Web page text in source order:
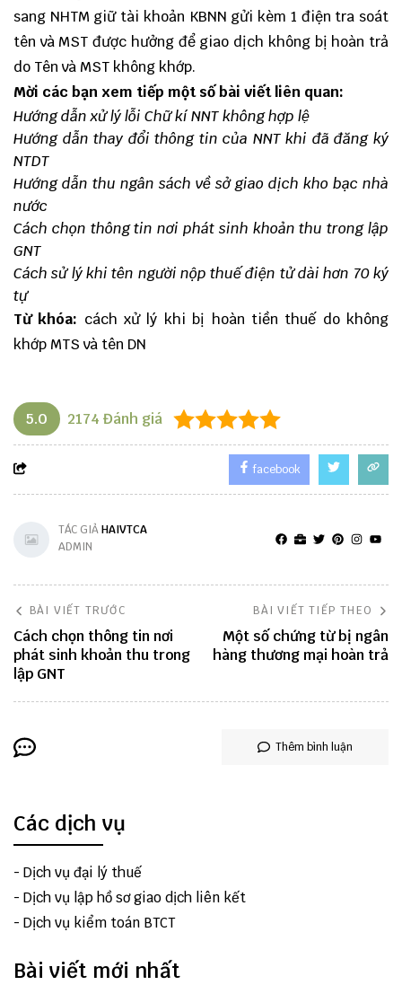
sang NHTM giữ tài khoản KBNN gửi kèm 1 điện tra soát
tên và MST được hưởng để giao dịch không bị hoàn trả
do Tên và MST không khớp.
Mời các bạn xem tiếp một số bài viết liên quan:
Hướng dẫn xử lý lỗi Chữ kí NNT không hợp lệ
Hướng dẫn thay đổi thông tin của NNT khi đã đăng ký
NTDT
Hướng dẫn thu ngân sách về sở giao dịch kho bạc nhà
nước
Cách chọn thông tin nơi phát sinh khoản thu trong lập
GNT
Cách sử lý khi tên người nộp thuế điện tử dài hơn 70 ký
tự
Từ khóa: cách xử lý khi bị hoàn tiền thuế do không
khớp MTS và tên DN
5.0 2174 Đánh giá
facebook
TÁC GIẢHAIVTCA
ADMIN
BÀI VIẾT TRƯỚC
Cách chọn thông tin nơi
phát sinh khoản thu trong
lập GNT
BÀI VIẾT TIẾP THEO
Một số chứng từ bị ngân
hàng thương mại hoàn trả
Thêm bình luận
Các dịch vụ
- Dịch vụ đại lý thuế
- Dịch vụ lập hồ sơ giao dịch liên kết
- Dịch vụ kiểm toán BTCT
Bài viết mới nhất